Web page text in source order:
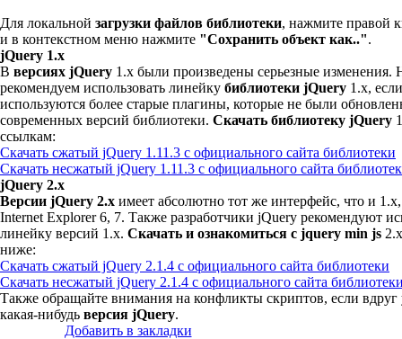
Для локальной загрузки файлов библиотеки, нажмите правой
и в контекстном меню нажмите "Сохранить объект как..".
jQuery 1.x
В версиях jQuery 1.х были произведены серьезные изменения.
рекомендуем использовать линейку библиотеки jQuery 1.х,
используются более старые плагины, которые не были
современных версий библиотеки. Скачать библиотеку jQuery
ссылкам:
Скачать сжатый jQuery 1.11.3 с официального сайта библиотеки
Скачать несжатый jQuery 1.11.3 с официального сайта
jQuery 2.x
Версии jQuery 2.x имеет абсолютно тот же интерфейс, что и
Internet Explorer 6, 7. Также разработчики jQuery рекомендуют
линейку версий 1.x. Скачать и ознакомиться с jquery min js
ниже:
Скачать сжатый jQuery 2.1.4 с официального сайта библиотеки
Скачать несжатый jQuery 2.1.4 с официального сайта
Также обращайте внимания на конфликты скриптов, если
какая-нибудь версия jQuery.
Добавить в закладки